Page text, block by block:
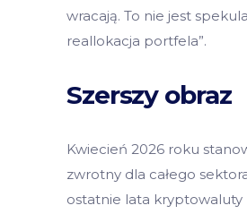
wracają. To nie jest
reallokacja portfela”.
Szerszy obraz
Kwiecień 2026 roku
zwrotny dla całego
ostatnie lata kryptowaluty